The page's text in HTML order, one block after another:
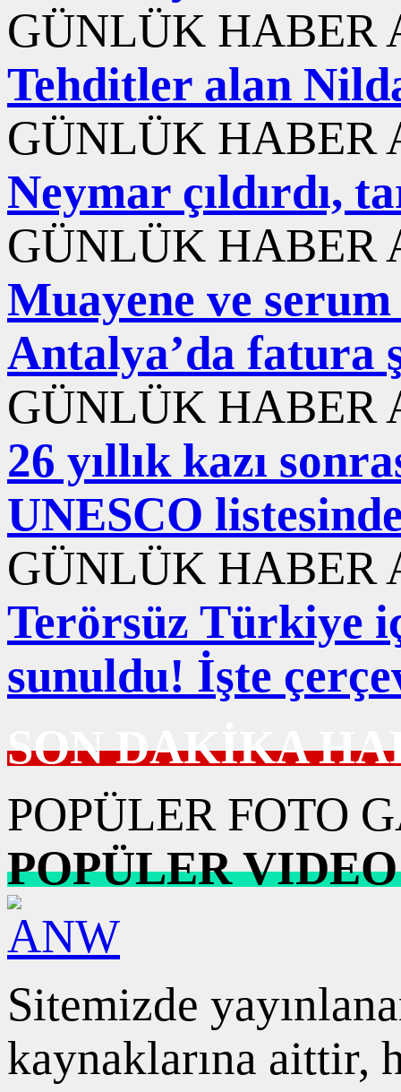
GÜNLÜK HABER
Tehditler alan
GÜNLÜK HABER
Neymar çıldırdı,
GÜNLÜK HABER
Muayene ve
Antalya’da fatura
GÜNLÜK HABER
26 yıllık kazı
UNESCO
GÜNLÜK HABER
Terörsüz Türkiye
sunuldu! İşte
SON DAKİKA
POPÜLER FOTO
POPÜLER
Sitemizde
kaynaklarına aittir,